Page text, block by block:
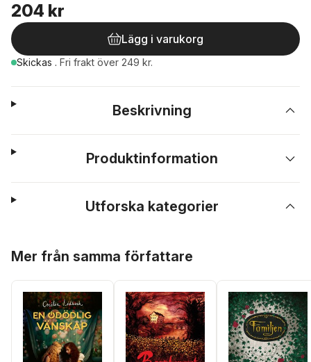
204 kr
Lägg i varukorg
Skickas . Fri frakt över 249 kr.
Beskrivning
Produktinformation
Utforska kategorier
Mer från samma författare